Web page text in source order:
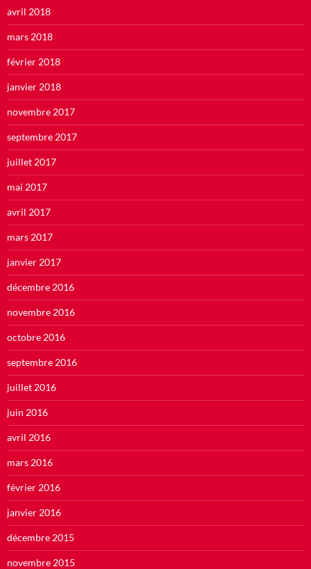
avril 2018
mars 2018
février 2018
janvier 2018
novembre 2017
septembre 2017
juillet 2017
mai 2017
avril 2017
mars 2017
janvier 2017
décembre 2016
novembre 2016
octobre 2016
septembre 2016
juillet 2016
juin 2016
avril 2016
mars 2016
février 2016
janvier 2016
décembre 2015
novembre 2015